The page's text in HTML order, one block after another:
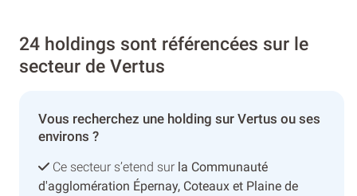
24 holdings sont référencées sur le
secteur de Vertus
Vous recherchez une holding sur Vertus ou ses
environs ?
Ce secteur s’etend sur la Communauté
d'agglomération Épernay, Coteaux et Plaine de